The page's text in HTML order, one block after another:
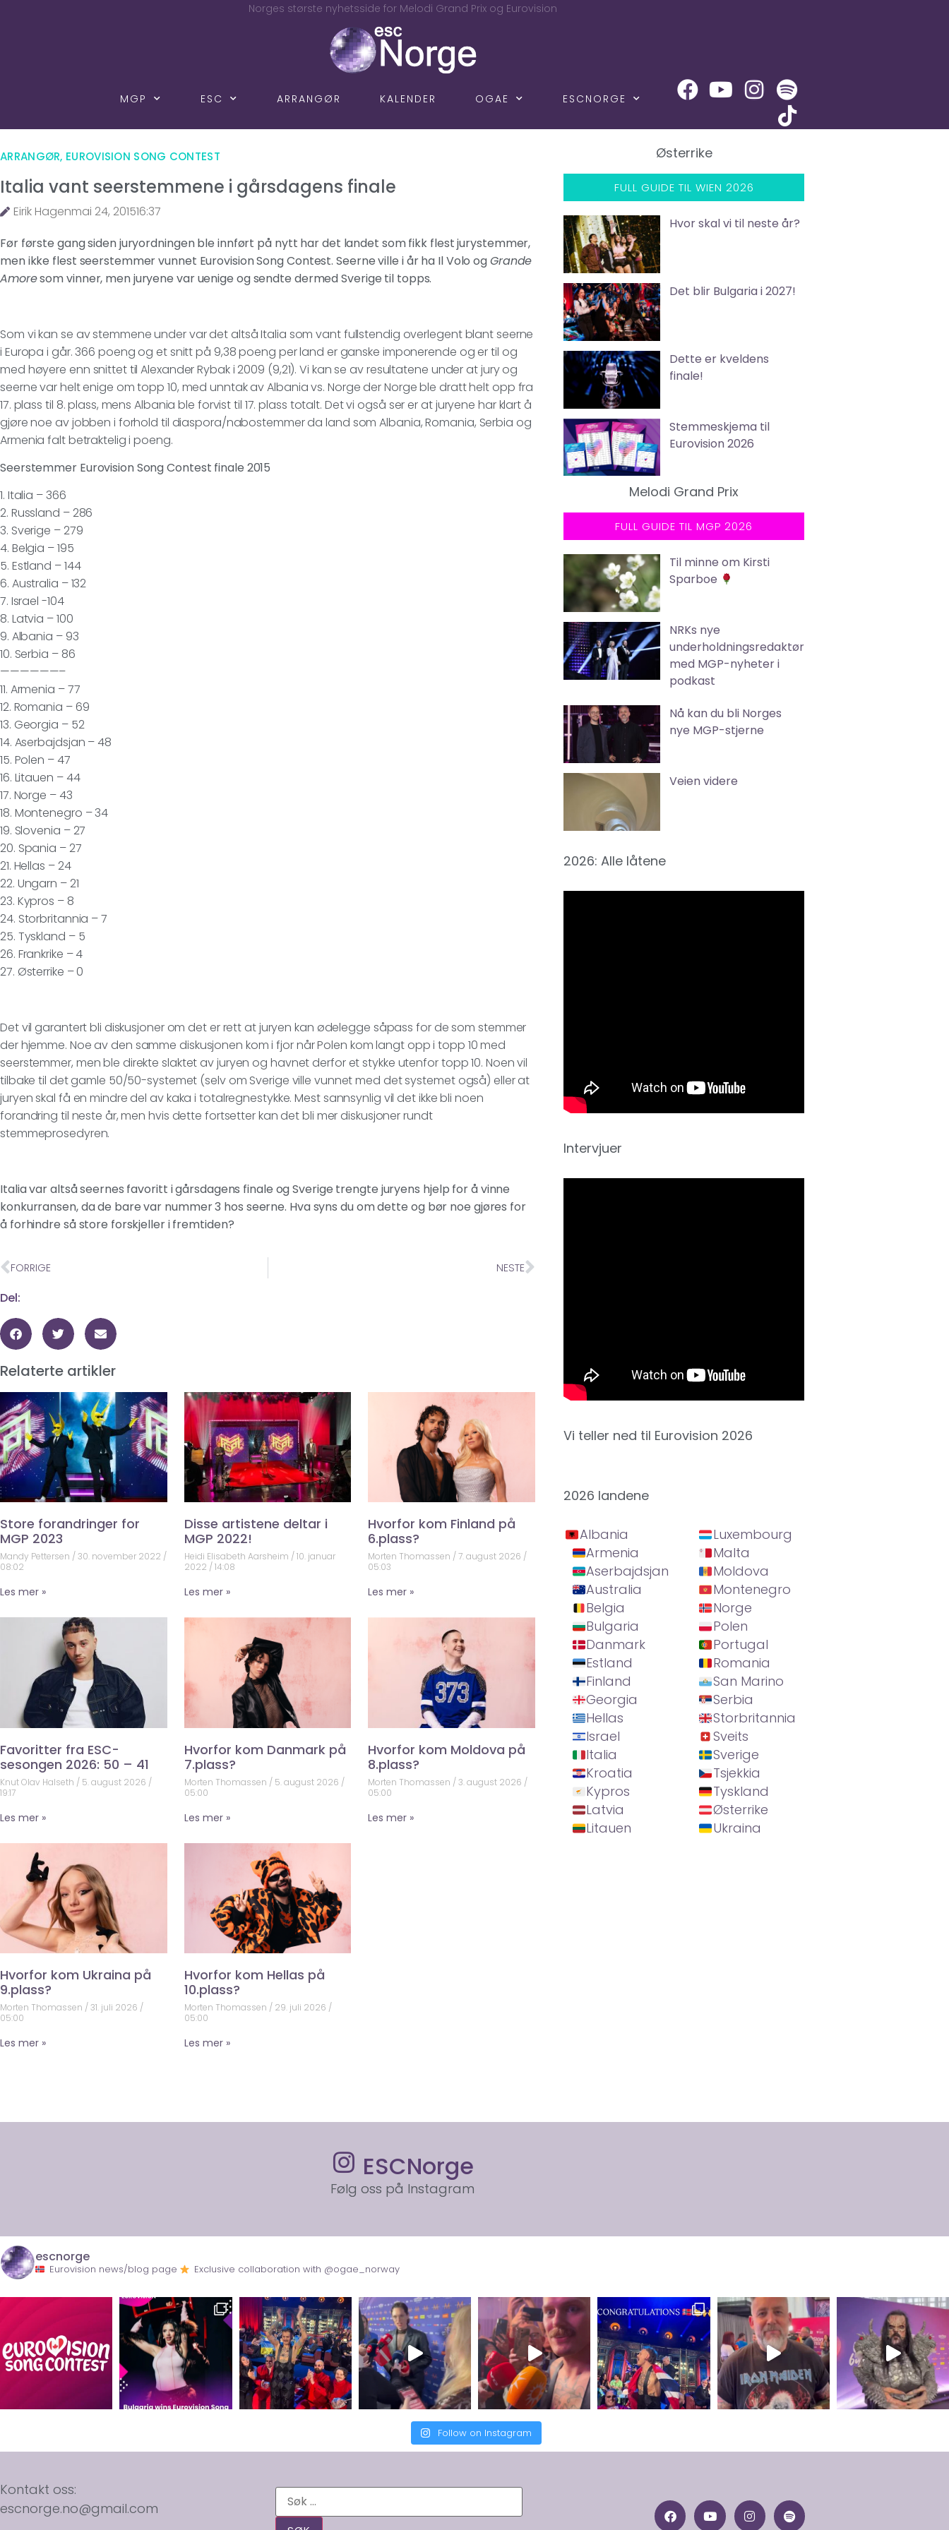
Norges største nyhetsside for Melodi Grand Prix og Eurovision
MGP ESC ARRANGØR KALENDER OGAE ESCNORGE
ARRANGØR, EUROVISION SONG CONTEST
Italia vant seerstemmene i gårsdagens finale
Eirik Hagenmai 24, 201516:37
Før første gang siden juryordningen ble innført på nytt har det landet som fikk flest jurystemmer,
men ikke flest seerstemmer vunnet Eurovision Song Contest. Seerne ville i år ha Il Volo ogGrande
Amoresom vinner, men juryene var uenige og sendte dermed Sverige til topps.
Som vi kan se av stemmene under var det altså Italia som vant fullstendig overlegent blant seerne
i Europa i går. 366 poeng og et snitt på 9,38 poeng per land er ganske imponerende og er til og
med høyere enn snittet til Alexander Rybak i 2009 (9,21). Vi kan se av resultatene under at jury og
seerne var helt enige om topp 10, med unntak av Albania vs. Norge der Norge ble dratt helt opp fra
17. plass til 8. plass, mens Albania ble forvist til 17. plass totalt. Det vi også ser er at juryene har klart å
gjøre noe av jobben i forhold til diaspora/nabostemmer da land som Albania, Romania, Serbia og
Armenia falt betraktelig i poeng.
Seerstemmer Eurovision Song Contest finale 2015
1. Italia – 366
2. Russland – 286
3. Sverige – 279
4. Belgia – 195
5. Estland – 144
6. Australia – 132
7. Israel -104
8. Latvia – 100
9. Albania – 93
10. Serbia – 86
——————–
11. Armenia – 77
12. Romania – 69
13. Georgia – 52
14. Aserbajdsjan – 48
15. Polen – 47
16. Litauen – 44
17. Norge – 43
18. Montenegro – 34
19. Slovenia – 27
20. Spania – 27
21. Hellas – 24
22. Ungarn – 21
23. Kypros – 8
24. Storbritannia – 7
25. Tyskland – 5
26. Frankrike – 4
27. Østerrike – 0
Det vil garantert bli diskusjoner om det er rett at juryen kan ødelegge såpass for de som stemmer
der hjemme. Noe av den samme diskusjonen kom i fjor når Polen kom langt opp i topp 10 med
seerstemmer, men ble direkte slaktet av juryen og havnet derfor et stykke utenfor topp 10. Noen vil
tilbake til det gamle 50/50-systemet (selv om Sverige ville vunnet med det systemet også) eller at
juryen skal få en mindre del av kaka i totalregnestykke. Mest sannsynlig vil det ikke bli noen
forandring til neste år, men hvis dette fortsetter kan det bli mer diskusjoner rundt
stemmeprosedyren.
Italia var altså seernes favoritt i gårsdagens finale og Sverige trengte juryens hjelp for å vinne
konkurransen, da de bare var nummer 3 hos seerne. Hva syns du om dette og bør noe gjøres for
å forhindre så store forskjeller i fremtiden?
FORRIGE NESTE
Del:
Relaterte artikler
Store forandringer for
MGP 2023
Mandy Pettersen
30. november 2022
08:02
Les mer »
Disse artistene deltar i
MGP 2022!
Heidi Elisabeth Aarsheim 10. januar
2022 14:08
Les mer »
Hvorfor kom Finland på
6.plass?
Morten Thomassen
7. august 2026
05:03
Les mer »
Favoritter fra ESC-
sesongen 2026: 50 – 41
Knut Olav Halseth
5. august 2026
19:17
Les mer »
Hvorfor kom Danmark på
7.plass?
Morten Thomassen 5. august 2026
05:00
Les mer »
Hvorfor kom Moldova på
8.plass?
Morten Thomassen
3. august 2026
05:00
Les mer »
Hvorfor kom Ukraina på
9.plass?
Morten Thomassen
31. juli 2026
05:00
Les mer »
Hvorfor kom Hellas på
10.plass?
Morten Thomassen 29. juli 2026
05:00
Les mer »
Østerrike
FULL GUIDE TIL WIEN 2026
Hvor skal vi til neste år?
Det blir Bulgaria i 2027!
Dette er kveldens
finale!
Stemmeskjema til
Eurovision 2026
Melodi Grand Prix
FULL GUIDE TIL MGP 2026
Til minne om Kirsti
Sparboe
NRKs nye
underholdningsredaktør
med MGP-nyheter i
podkast
Nå kan du bli Norges
nye MGP-stjerne
Veien videre
2026: Alle låtene
Intervjuer
Vi teller ned til Eurovision 2026
2026 landene
Albania
Armenia
Aserbajdsjan
Australia
Belgia
Bulgaria
Danmark
Estland
Finland
Georgia
Hellas
Israel
Italia
Kroatia
Kypros
Latvia
Litauen
Luxembourg
Malta
Moldova
Montenegro
Norge
Polen
Portugal
Romania
San Marino
Serbia
Storbritannia
Sveits
Sverige
Tsjekkia
Tyskland
Østerrike
Ukraina
ESCNorge
Følg oss på Instagram
escnorge
Eurovision news/blog page Exclusive collaboration with @ogae_norway
Follow on Instagram
Kontakt oss:
escnorge.no@gmail.com